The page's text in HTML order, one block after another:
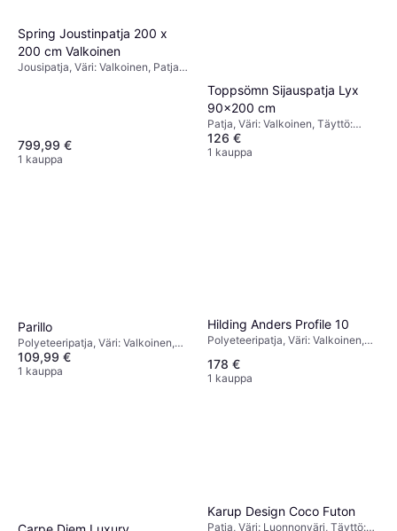
Spring Joustinpatja 200 x
200 cm Valkoinen
Jousipatja, Väri: Valkoinen, Patjan
799,99 €
1 kauppa
Toppsömn Sijauspatja Lyx
90x200 cm
Patja, Väri: Valkoinen, Täyttö:
Vaahto, Polyeteeri, Materiaali:
Polyuretaani, Patjan Paksuus: 5
126 €
1 kauppa
Parillo
Polyeteeripatja, Väri: Valkoinen,
Täyttö: Vaahto, Materiaali:
Polyesteri, Patjan Paksuus: 15 cm
109,99 €
1 kauppa
Hilding Anders Profile 10
Polyeteeripatja, Väri: Valkoinen,
Materiaali: Polyesteri, Jäykkyys:
Kova, Pehmeä
178 €
1 kauppa
Karup Design Coco Futon
Patja, Väri: Luonnonväri, Täyttö: